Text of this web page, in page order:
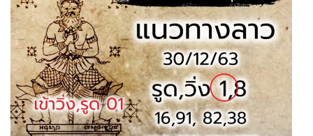
หวยหุ้นอังกฤษ
หวยหุ้นรัสเซีย
หวยหุ้นอินเดีย
หวยหุ้นดาวโจนส์